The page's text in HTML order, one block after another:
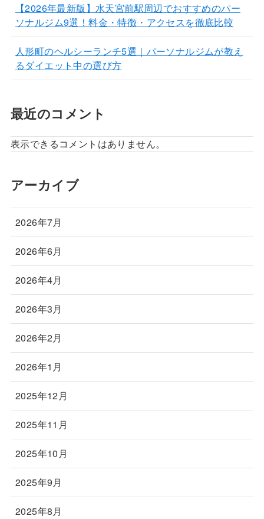
【2026年最新版】水天宮前駅周辺でおすすめのパー
ソナルジム9選！料金・特徴・アクセスを徹底比較
人形町のヘルシーランチ5選｜パーソナルジムが教え
るダイエット中の選び方
最近のコメント
表示できるコメントはありません。
アーカイブ
2026年7月
2026年6月
2026年4月
2026年3月
2026年2月
2026年1月
2025年12月
2025年11月
2025年10月
2025年9月
2025年8月